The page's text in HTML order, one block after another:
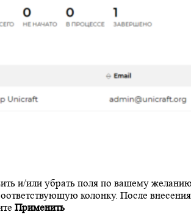
и/или убрать поля по вашему
колонку. После внесения
Применить